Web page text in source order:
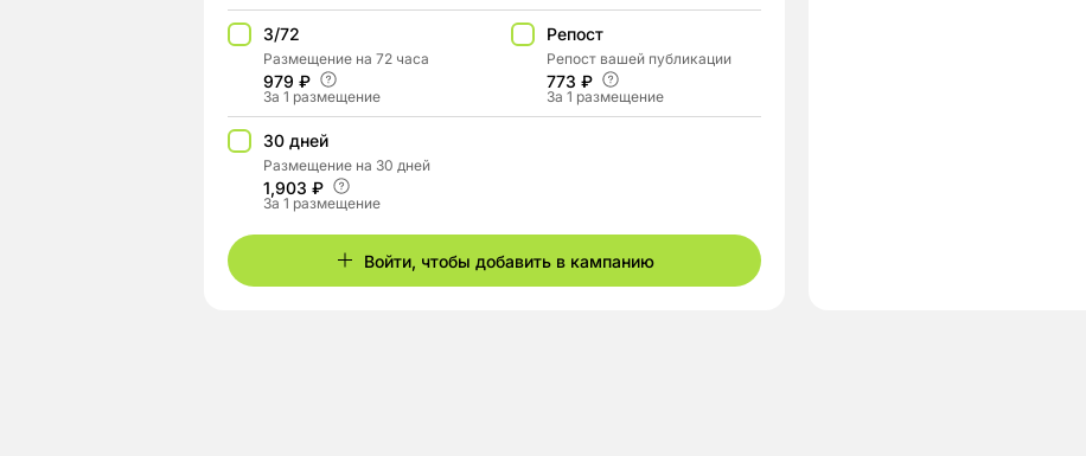
3/72
Размещение на 72 часа
979 ₽
За 1 размещение
Репост
Репост вашей публикации
773 ₽
За 1 размещение
30 дней
Размещение на 30 дней
1,903 ₽
За 1 размещение
Войти, чтобы добавить в кампанию